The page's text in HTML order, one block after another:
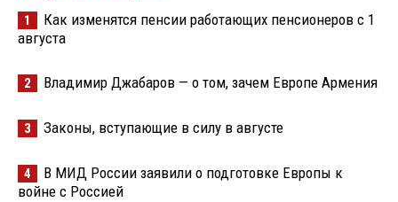
1
Как изменятся пенсии работающих пенсионеров с 1
августа
2 Владимир Джабаров — о том, зачем Европе Армения
3 Законы, вступающие в силу в августе
4
В МИД России заявили о подготовке Европы к
войне с Россией